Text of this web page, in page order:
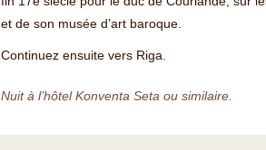
et de son musée d’art baroque.
Continuez ensuite vers Riga.
Nuit à l’hôtel Konventa Seta ou similaire.